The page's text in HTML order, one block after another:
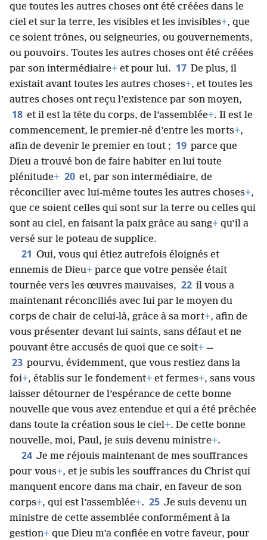
que toutes les autres choses ont été créées dans le
ciel et sur la terre, les visibles et les invisibles+, que
ce soient trônes, ou seigneuries, ou gouvernements,
ou pouvoirs. Toutes les autres choses ont été créées
par son intermédiaire+ et pour lui. 17 De plus, il
existait avant toutes les autres choses+, et toutes les
autres choses ont reçu l’existence par son moyen,
18 et il est la tête du corps, de l’assemblée+. Il est le
commencement, le premier-né d’entre les morts+,
afin de devenir le premier en tout ; 19 parce que
Dieu a trouvé bon de faire habiter en lui toute
plénitude+ 20 et, par son intermédiaire, de
réconcilier avec lui-​même toutes les autres choses+,
que ce soient celles qui sont sur la terre ou celles qui
sont au ciel, en faisant la paix grâce au sang+ qu’il a
versé sur le poteau de supplice.
21 Oui, vous qui étiez autrefois éloignés et
ennemis de Dieu+ parce que votre pensée était
tournée vers les œuvres mauvaises, 22 il vous a
maintenant réconciliés avec lui par le moyen du
corps de chair de celui-là, grâce à sa mort+, afin de
vous présenter devant lui saints, sans défaut et ne
pouvant être accusés de quoi que ce soit+ —
23 pourvu, évidemment, que vous restiez dans la
foi+, établis sur le fondement+ et fermes+, sans vous
laisser détourner de l’espérance de cette bonne
nouvelle que vous avez entendue et qui a été prêchée
dans toute la création sous le ciel+. De cette bonne
nouvelle, moi, Paul, je suis devenu ministre+.
24 Je me réjouis maintenant de mes souffrances
pour vous+, et je subis les souffrances du Christ qui
manquent encore dans ma chair, en faveur de son
corps+, qui est l’assemblée+. 25 Je suis devenu un
ministre de cette assemblée conformément à la
gestion+ que Dieu m’a confiée en votre faveur, pour